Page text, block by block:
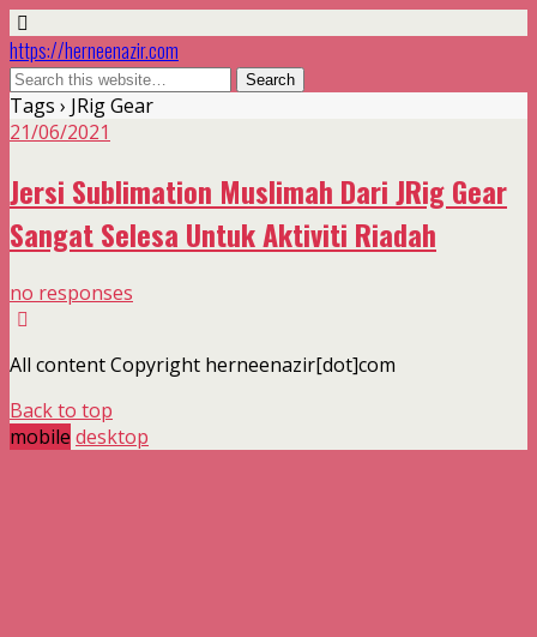
https://herneenazir.com
Tags › JRig Gear
21/06/2021
Jersi Sublimation Muslimah Dari JRig Gear
Sangat Selesa Untuk Aktiviti Riadah
no responses
All content Copyright herneenazir[dot]com
Back to top
mobile desktop